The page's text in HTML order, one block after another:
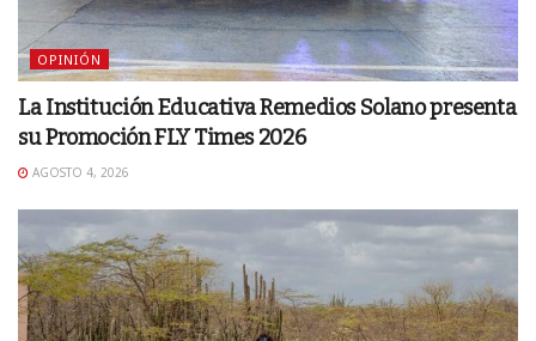
OPINIÓN
La Institución Educativa Remedios Solano presenta
su Promoción FLY Times 2026
AGOSTO 4, 2026